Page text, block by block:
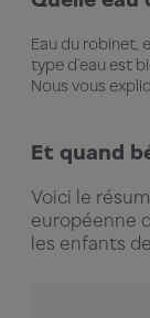
Eau du robinet,
type d’eau est
Nous vous
Et quand
Voici le
européenne
les enfants